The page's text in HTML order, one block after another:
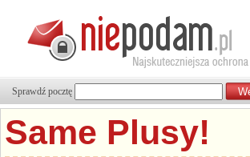
Sprawdź pocztę
Same Plusy!